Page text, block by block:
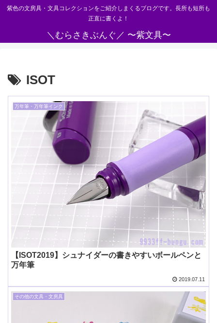
紫色の文房具・文具コレクションをご紹介しまくるブログです。長所も短所も
正直に書くよ！
＼むらさきぶんぐ／ 〜紫文具〜
ISOT
万年筆・万年筆インク
【ISOT2019】シュナイダーの書きやすいボールペンと
万年筆
2019.07.11
その他の文具・文房具